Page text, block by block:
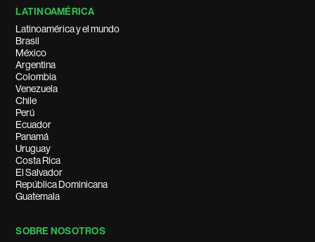
LATINOAMÉRICA
Latinoamérica y el mundo
Brasil
México
Argentina
Colombia
Venezuela
Chile
Perú
Ecuador
Panamá
Uruguay
Costa Rica
El Salvador
República Dominicana
Guatemala
SOBRE NOSOTROS